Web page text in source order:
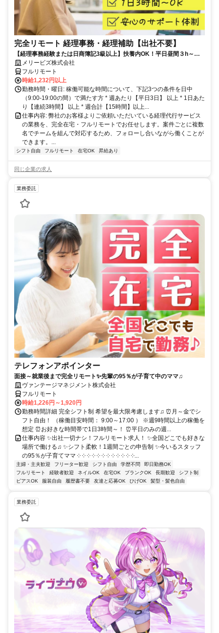
完全リモート 経理事務・経理補助【出社不要】
【経理事務経験または日商簿記3級以上】扶養内OK！平日昼間３h～。
完全在宅で育児・介護中の方も大歓迎♪
メリービズ株式会社
フルリモート
時給1,232円以上
勤務時間・曜日: 稼働可能な時間について、下記3つの条件を日中
（9:00-19:00の間）で満たす方 * 週あたり【平日3日】 以上 * 1日あた
り【連続3時間】 以上 * 週合計【15時間】以上...
仕事内容: 弊社のお客様よりご依頼いただいている経理代行サービス
の業務を、完全在宅・フルリモートでお任せします。案件ごとに複数
名でチームを組んで対応するため、フォローし合いながら働くことが
できます。...
シフト自由 フルリモート 在宅OK 昇給あり
同じ企業の求人
業務委託
テレフォンアポインター
面接～就業後まで完全リモート✨先輩の95％が子育て中のママ♫
ヴァンテージマネジメント株式会社
フルリモート
時給1,226円～1,920円
勤務時間詳細 完全シフト制 希望を最大限考慮します♫ ⏰月～金でシ
フト自由！ （稼働目安時間： 9:00～17:00 ） ※週9時間以上の稼働を
想定 ⏰お好きな時間帯で1日3時間～！ ⏰平日のみの週...
仕事内容 ✨出社一切ナシ！フルリモート求人！ ✨全国どこでも好きな
場所で働ける♫ ✨シフト柔軟！1週間ごとの申告制 ✨今いるスタッフ
の95％が子育てママ ༶ ༶ ༶ ༶ ༶ ༶ ༶ ༶ ༶ ༶ ༶ ༶...
主婦・主夫歓迎 フリーター歓迎 シフト自由 学歴不問
即日勤務OK
フルリモート
経験者歓迎 ネイルOK 在宅OK ブランクOK 長期歓迎
シフト制
ピアスOK
服装自由 履歴書不要 友達と応募OK ひげOK 髪型・髪色自由
業務委託